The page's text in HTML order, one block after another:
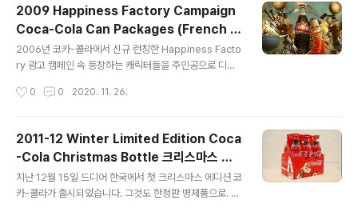
sors various sporting events around the world.
For decades, Coca-Cola has been the main spo
nsor of the Olympics, and the FIFA World Cup, a
s well as numerous other sports events and lea
2009 Happiness Factory Campaign
Coca-Cola Can Packages (French /
UK) 코카콜라 해피니스 팩토리 패키지
2006년 코카-콜라에서 신규 런칭한 Happiness Facto
ry 광고 캠페인 속 등장하는 캐릭터들을 주인공으로 디자
age designed with characters from the new Ha
피니스 팩토리 광고 캠페인은 자판기 안을 가상의 공간으
로 설정하고 3D 애니메이션으로 재미있고 신선하게 창작
하여 칸국제광고제(Cannes International Advertisin
g Festival)에서 은상을 수상한 바 있으며, 시즌3까지 제
0 0 2020. 11. 26.
2011-12 Winter Limited Edition Coca
-Cola Christmas Bottle 크리스마스 스
페셜 병콜라 패키지
지난 12월 15일 드디어 한국에서 첫 크리스마스 에디션 코
카-콜라가 출시되었습니다. 그것도 한정판 병제품으로. A